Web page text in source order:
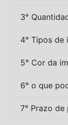
3°
4° Tipos de
5° Cor da
6° o que
7° Prazo de